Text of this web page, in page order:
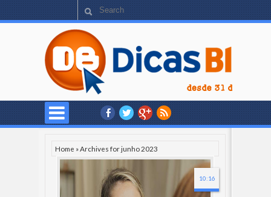
Home »Archives for junho 2023
10:16